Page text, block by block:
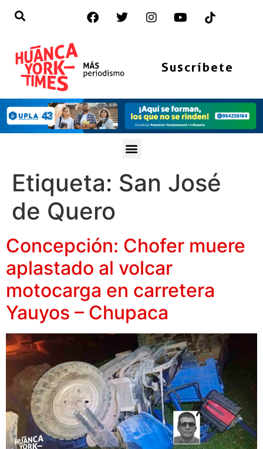
Suscríbete
Etiqueta: San José
de Quero
Concepción: Chofer muere
aplastado al volcar
motocarga en carretera
Yauyos – Chupaca